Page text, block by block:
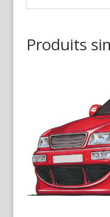
Produits